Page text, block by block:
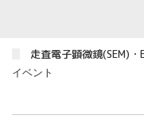
走査電子顕微鏡(SEM)
イベント